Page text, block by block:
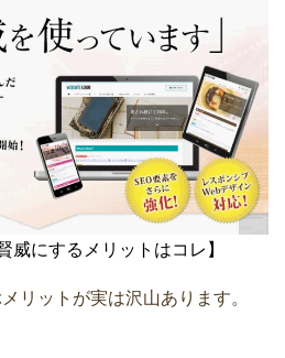
威にするメリットはコレ】
リットが実は沢山あります。